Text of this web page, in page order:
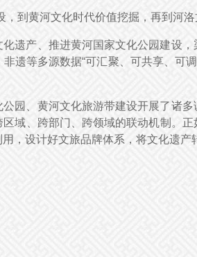
，到黄河文化时代价值挖掘，再到河
遗产、推进黄河国家文化公园建设
遗等多源数据“可汇聚、可共享、
园、黄河文化旅游带建设开展了诸
域、跨部门、跨领域的联动机制。
，设计好文旅品牌体系，将文化遗产